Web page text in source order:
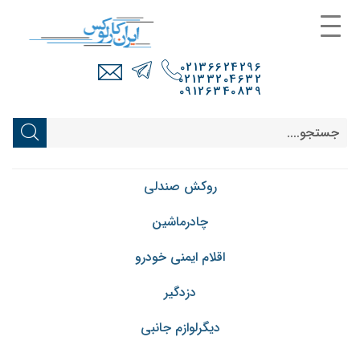
روکش صندلی
چادرماشین
اقلام ایمنی خودرو
دزدگیر
دیگرلوازم جانبی
02136624296
02133204632
09126340839